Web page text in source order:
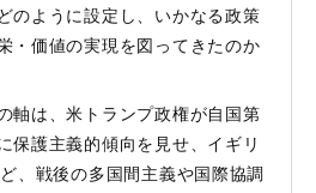
のように設定し、いかなる政策
・価値の実現を図ってきたのか
軸は、米トランプ政権が自国第
保護主義的傾向を見せ、イギリ
、戦後の多国間主義や国際協調